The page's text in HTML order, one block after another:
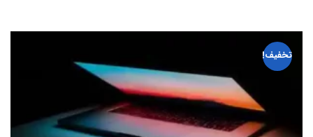
تخفیف!